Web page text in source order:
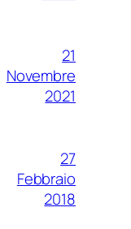
21
Novembre
2021
27
Febbraio
2018